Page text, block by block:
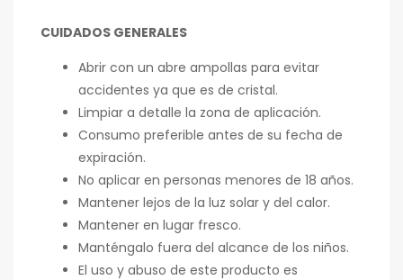
CUIDADOS GENERALES
Abrir con un abre ampollas para evitar
accidentes ya que es de cristal.
Limpiar a detalle la zona de aplicación.
Consumo preferible antes de su fecha de
expiración.
No aplicar en personas menores de 18 años.
Mantener lejos de la luz solar y del calor.
Mantener en lugar fresco.
Manténgalo fuera del alcance de los niños.
El uso y abuso de este producto es